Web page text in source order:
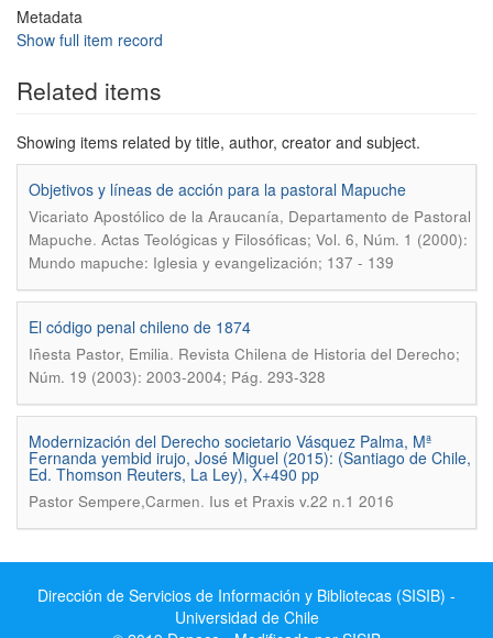
Metadata
Show full item record
Related items
Showing items related by title, author, creator and subject.
Objetivos y líneas de acción para la pastoral Mapuche
Vicariato Apostólico de la Araucanía, Departamento de Pastoral
Mapuche. Actas Teológicas y Filosóficas; Vol. 6, Núm. 1 (2000):
Mundo mapuche: Iglesia y evangelización; 137 - 139
El código penal chileno de 1874
Iñesta Pastor, Emilia. Revista Chilena de Historia del Derecho;
Núm. 19 (2003): 2003-2004; Pág. 293-328
Modernización del Derecho societario Vásquez Palma, Mª
Fernanda yembid irujo, José Miguel (2015): (Santiago de Chile,
Ed. Thomson Reuters, La Ley), X+490 pp
Pastor Sempere,Carmen. Ius et Praxis v.22 n.1 2016
Dirección de Servicios de Información y Bibliotecas (SISIB) -
Universidad de Chile